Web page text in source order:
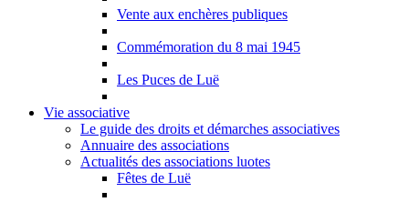
Vente aux enchères publiques
Commémoration du 8 mai 1945
Les Puces de Luë
Vie associative
Le guide des droits et démarches associatives
Annuaire des associations
Actualités des associations luotes
Fêtes de Luë